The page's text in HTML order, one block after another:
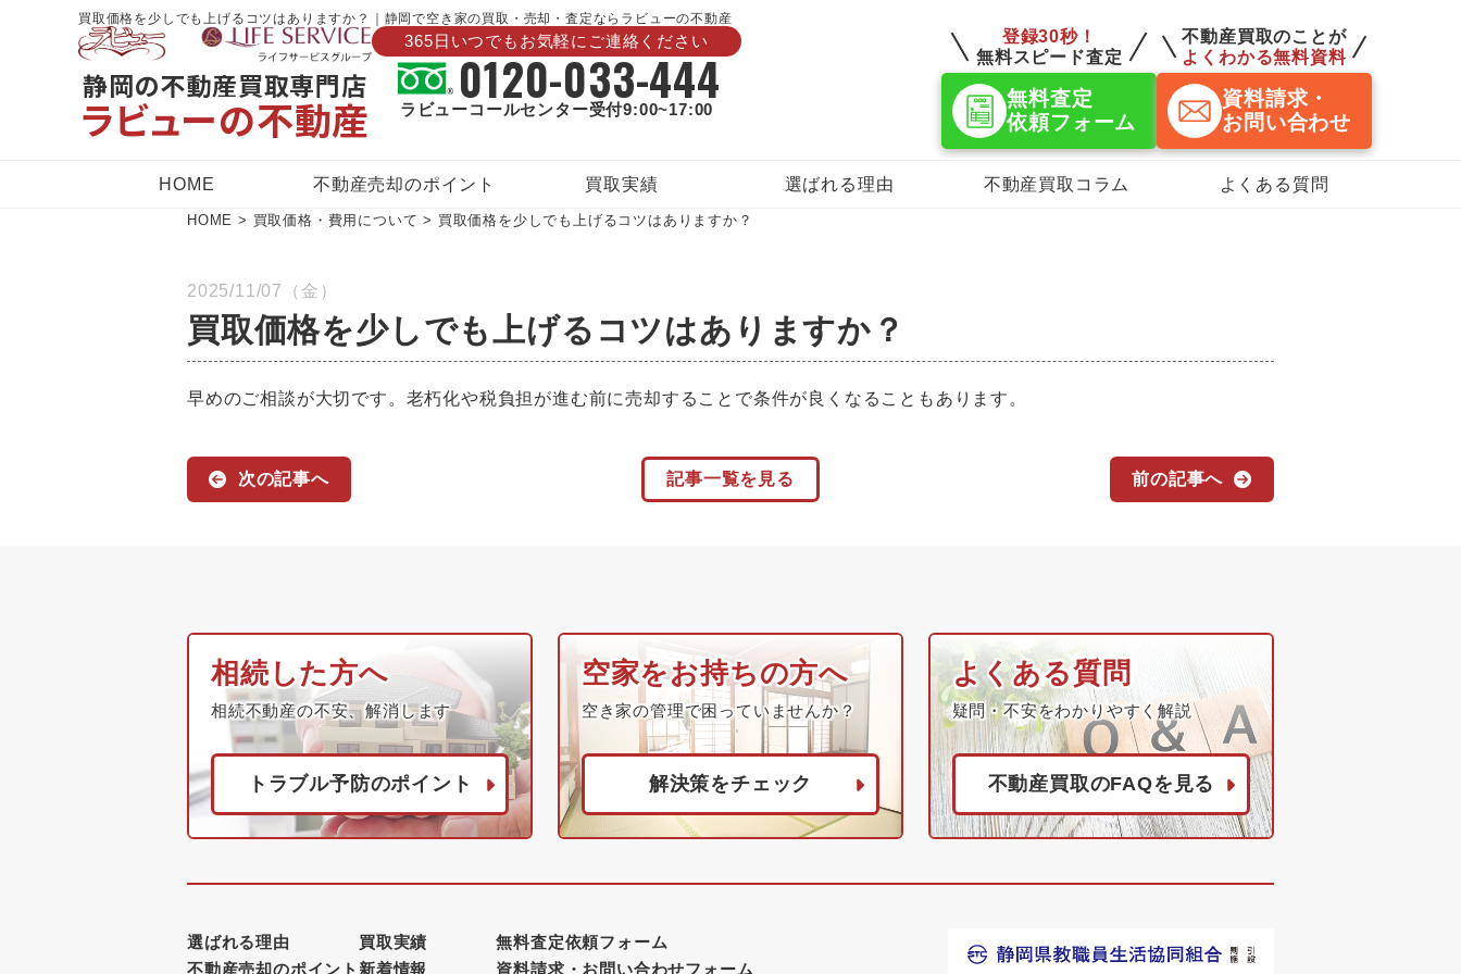
買取価格を少しでも上げるコツはありますか？｜静岡で空き家の買取・売却・査定ならラビューの不動産
静岡の不動産買取専門店
ラビューの不動産
365日いつでもお気軽にご連絡ください
0120-033-444
ラビューコールセンター受付9:00~17:00
登録30秒！
無料スピード査定
無料査定
依頼フォーム
不動産買取のことが
よくわかる無料資料
資料請求・
お問い合わせ
HOME 不動産売却のポイント 買取実績 選ばれる理由 不動産買取コラム よくある質問
HOME > 買取価格・費用について > 買取価格を少しでも上げるコツはありますか？
2025/11/07（金）
買取価格を少しでも上げるコツはありますか？
早めのご相談が大切です。老朽化や税負担が進む前に売却することで条件が良くなることもあります。
次の記事へ 記事一覧を見る 前の記事へ
相続した方へ
相続不動産の不安、解消します
トラブル予防のポイント
空家をお持ちの方へ
空き家の管理で困っていませんか？
解決策をチェック
よくある質問
疑問・不安をわかりやすく解説
不動産買取のFAQを見る
選ばれる理由
不動産売却のポイント
買取実績
新着情報
無料査定依頼フォーム
資料請求・お問い合わせフォーム